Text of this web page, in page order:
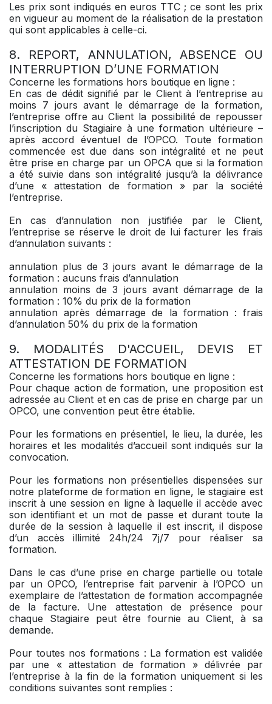
Les prix sont indiqués en euros TTC ; ce sont les prix
en vigueur au moment de la réalisation de la prestation
qui sont applicables à celle-ci.
8. REPORT, ANNULATION, ABSENCE OU
INTERRUPTION D’UNE FORMATION
Concerne les formations hors boutique en ligne :
En cas de dédit signifié par le Client à l’entreprise au
moins 7 jours avant le démarrage de la formation,
l’entreprise offre au Client la possibilité de repousser
l’inscription du Stagiaire à une formation ultérieure –
après accord éventuel de l’OPCO. Toute formation
commencée est due dans son intégralité et ne peut
être prise en charge par un OPCA que si la formation
a été suivie dans son intégralité jusqu’à la délivrance
d’une « attestation de formation » par la société
l’entreprise.
En cas d’annulation non justifiée par le Client,
l’entreprise se réserve le droit de lui facturer les frais
d’annulation suivants :
annulation plus de 3 jours avant le démarrage de la
formation : aucuns frais d’annulation
annulation moins de 3 jours avant démarrage de la
formation : 10% du prix de la formation
annulation après démarrage de la formation : frais
d’annulation 50% du prix de la formation
9. MODALITÉS D'ACCUEIL, DEVIS ET
ATTESTATION DE FORMATION
Concerne les formations hors boutique en ligne :
Pour chaque action de formation, une proposition est
adressée au Client et en cas de prise en charge par un
OPCO, une convention peut être établie.
Pour les formations en présentiel, le lieu, la durée, les
horaires et les modalités d’accueil sont indiqués sur la
convocation.
Pour les formations non présentielles dispensées sur
notre plateforme de formation en ligne, le stagiaire est
inscrit à une session en ligne à laquelle il accède avec
son identifiant et un mot de passe et durant toute la
durée de la session à laquelle il est inscrit, il dispose
d’un accès illimité 24h/24 7j/7 pour réaliser sa
formation.
Dans le cas d’une prise en charge partielle ou totale
par un OPCO, l’entreprise fait parvenir à l’OPCO un
exemplaire de l’attestation de formation accompagnée
de la facture. Une attestation de présence pour
chaque Stagiaire peut être fournie au Client, à sa
demande.
Pour toutes nos formations : La formation est validée
par une « attestation de formation » délivrée par
l’entreprise à la fin de la formation uniquement si les
conditions suivantes sont remplies :